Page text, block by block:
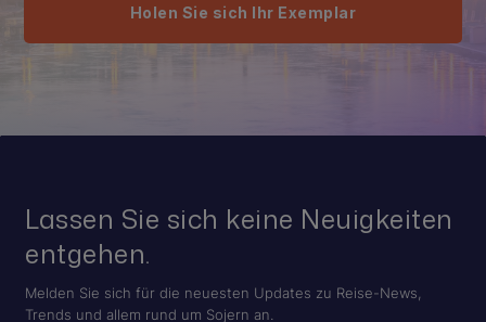
Holen Sie sich Ihr Exemplar
Lassen Sie sich keine Neuigkeiten
entgehen.
Melden Sie sich für die neuesten Updates zu Reise-News,
Trends und allem rund um Sojern an.